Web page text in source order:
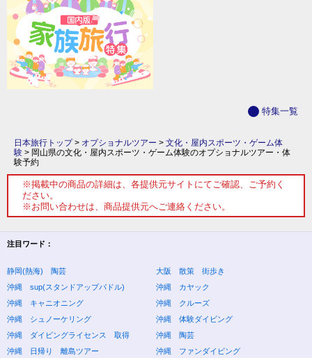
特集一覧
日本旅行トップ> オプショナルツアー > 文化・屋内スポーツ・ゲーム体
験 > 岡山県の文化・屋内スポーツ・ゲーム体験のオプショナルツアー・体
験予約
※掲載中の商品の詳細は、各提供元サイトにてご確認、ご予約く
ださい。
※お問い合わせは、商品提供元へご連絡ください。
注目ワード：
静岡(熱海) 陶芸
大阪 散策 街歩き
沖縄 sup(スタンドアップパドル)
沖縄 カヤック
沖縄 キャニオニング
沖縄 クルーズ
沖縄 シュノーケリング
沖縄 体験ダイビング
沖縄 ダイビングライセンス 取得
沖縄 陶芸
沖縄 日帰り 離島ツアー
沖縄 ファンダイビング